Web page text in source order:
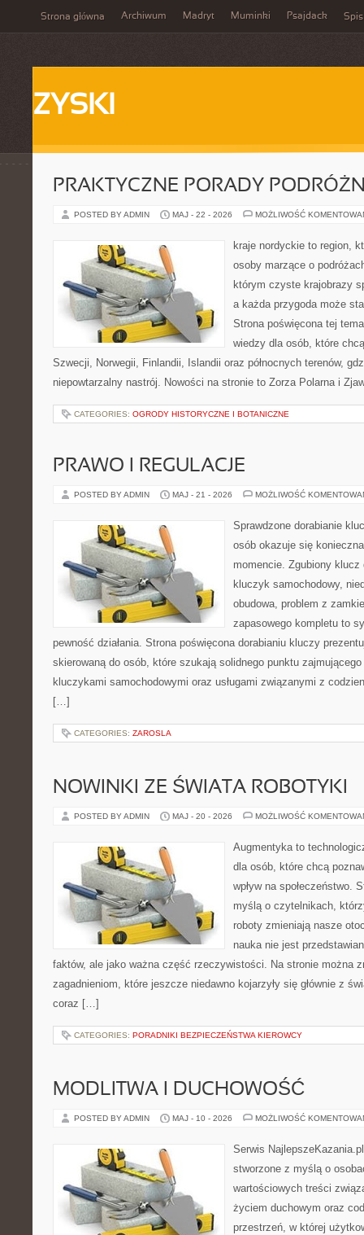
Strona główna Archiwum Madryt Muminki Psajdack Spis
ZYSKI
PRAKTYCZNE PORADY
POSTED BY ADMIN MAJ - 22 - 2026 MOŻLIWOŚĆ
kraje nordyckie to region,
osoby marzące o
którym czyste krajobrazy
a każda przygoda może
Strona poświęcona tej
wiedzy dla osób, które
Szwecji, Norwegii, Finlandii, Islandii oraz północnych terenów,
niepowtarzalny nastrój. Nowości na stronie to Zorza Polarna i
CATEGORIES: OGRODY HISTORYCZNE I BOTANICZNE
PRAWO I REGULACJE
POSTED BY ADMIN MAJ - 21 - 2026 MOŻLIWOŚĆ
Sprawdzone dorabianie
osób okazuje się
momencie. Zgubiony
kluczyk samochodowy,
obudowa, problem z
zapasowego kompletu to
pewność działania. Strona poświęcona dorabianiu kluczy
skierowaną do osób, które szukają solidnego punktu
kluczykami samochodowymi oraz usługami związanymi z
[…]
CATEGORIES: ZAROSLA
NOWINKI ZE ŚWIATA ROBOTYKI
POSTED BY ADMIN MAJ - 20 - 2026 MOŻLIWOŚĆ
Augmentyka to
dla osób, które chcą
wpływ na społeczeństwo.
myślą o czytelnikach,
roboty zmieniają nasze
nauka nie jest
faktów, ale jako ważna część rzeczywistości. Na stronie można
zagadnieniom, które jeszcze niedawno kojarzyły się głównie z
coraz […]
CATEGORIES: PORADNIKI BEZPIECZEŃSTWA KIEROWCY
MODLITWA I DUCHOWOŚĆ
POSTED BY ADMIN MAJ - 10 - 2026 MOŻLIWOŚĆ
Serwis
stworzone z myślą o
wartościowych treści
życiem duchowym oraz
przestrzeń, w której